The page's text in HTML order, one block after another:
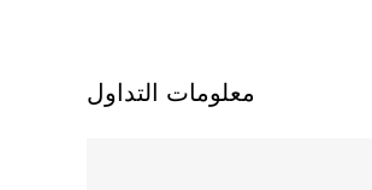
معلومات التداول